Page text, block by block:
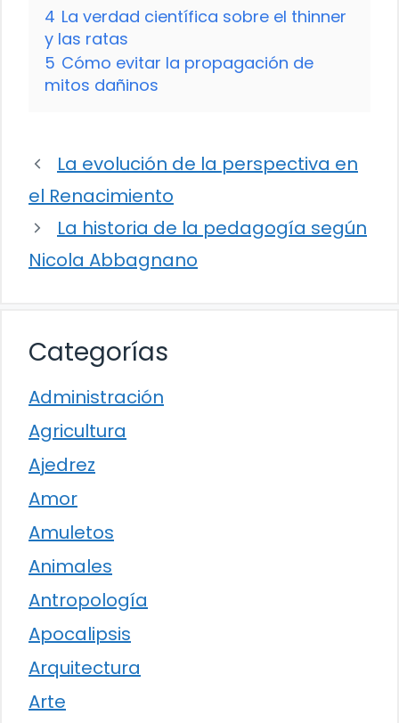
4 La verdad científica sobre el thinner
y las ratas
5 Cómo evitar la propagación de
mitos dañinos
La evolución de la perspectiva en
el Renacimiento
La historia de la pedagogía según
Nicola Abbagnano
Categorías
Administración
Agricultura
Ajedrez
Amor
Amuletos
Animales
Antropología
Apocalipsis
Arquitectura
Arte